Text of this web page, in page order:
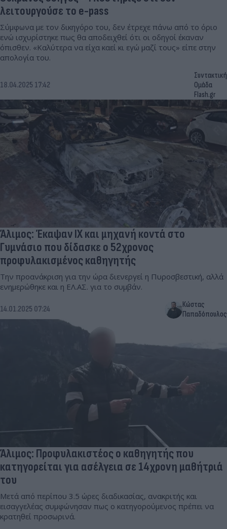
λειτουργούσε το e-pass
Σύμφωνα με τον δικηγόρο του, δεν έτρεχε πάνω από το όριο
ενώ ισχυρίστηκε πως θα αποδειχθεί ότι οι οδηγοί έκαναν
όπισθεν. «Καλύτερα να είχα καεί κι εγώ μαζί τους» είπε στην
απολογία του.
18.04.2025 17:42
Συντακτική
Ομάδα
Flash.gr
Άλιμος: Έκαψαν ΙΧ και μηχανή κοντά στο
Γυμνάσιο που δίδασκε ο 52χρονος
προφυλακισμένος καθηγητής
Την προανάκριση για την ώρα διενεργεί η Πυροσβεστική, αλλά
ενημερώθηκε και η ΕΛ.ΑΣ. για το συμβάν.
14.01.2025 07:24
Κώστας
Παπαδόπουλος
Άλιμος: Προφυλακιστέος ο καθηγητής που
κατηγορείται για ασέλγεια σε 14χρονη μαθήτριά
του
Μετά από περίπου 3.5 ώρες διαδικασίας, ανακριτής και
εισαγγελέας συμφώνησαν πως ο κατηγορούμενος πρέπει να
κρατηθεί προσωρινά.